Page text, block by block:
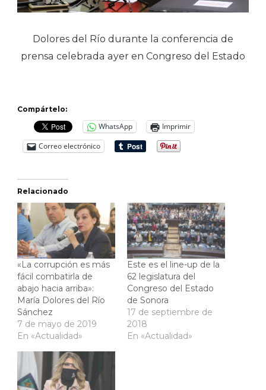
Dolores del Río durante la conferencia de
prensa celebrada ayer en Congreso del Estado
Compártelo:
WhatsApp
Imprimir
Correo electrónico
Relacionado
«La corrupción es más
fácil combatirla de
abajo hacia arriba»:
María Dolores del Río
Sánchez
7 de mayo de 2019
En «Actualidad»
Este es el line-up de la
62 legislatura del
Congreso del Estado
de Sonora
17 de septiembre de
2018
En «Actualidad»